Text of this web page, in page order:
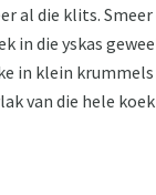
al die klits.
in die yskas
in klein
van die hele